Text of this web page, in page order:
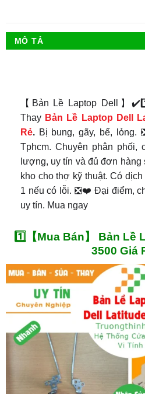
MÔ TẢ
【Bản Lề Laptop Dell】
Thay Bản Lề Laptop Dell
Rẻ. Bị bung, gãy, bể,
Tphcm. Chuyên phân phối,
lượng, uy tín và đủ đơn
kho cho thợ kỹ thuật. Có
1 nếu có lỗi. ❎❤️ Đại điểm,
uy tín. Mua ngay
1️⃣【Mua Bán】 Bản Lề
3500 Giá